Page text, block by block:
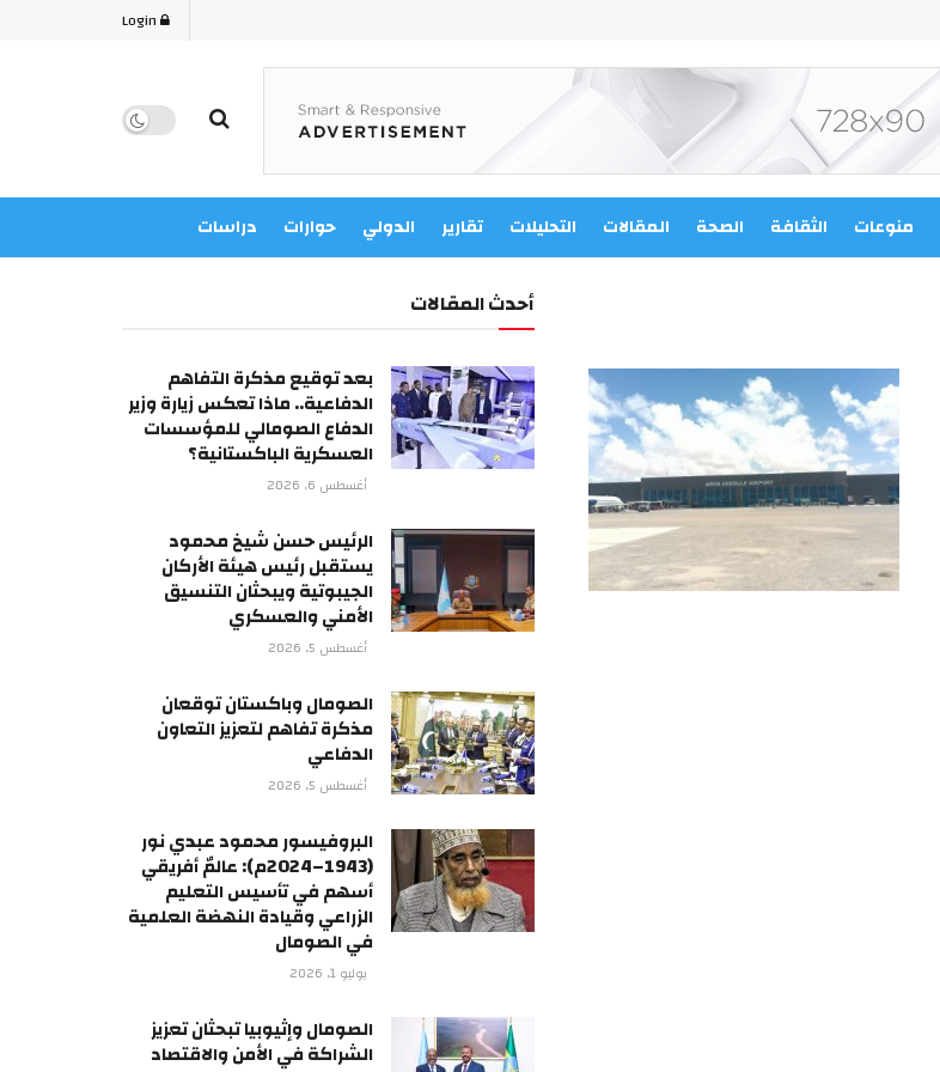
منوعات الثقافة الصحة المقالات التحليلات تقارير الدولي حوارات دراسات
أحدث المقالات
بعد توقيع مذكرة التفاهم
الدفاعية.. ماذا تعكس زيارة وزير
الدفاع الصومالي للمؤسسات
العسكرية الباكستانية؟
أغسطس 6, 2026
الرئيس حسن شيخ محمود
يستقبل رئيس هيئة الأركان
الجيبوتية ويبحثان التنسيق
الأمني والعسكري
أغسطس 5, 2026
الصومال وباكستان توقعان
مذكرة تفاهم لتعزيز التعاون
الدفاعي
أغسطس 5, 2026
البروفيسور محمود عبدي نور
(1943–2024م): عالمٌ أفريقي
أسهم في تأسيس التعليم
الزراعي وقيادة النهضة العلمية
في الصومال
يوليو 1, 2026
الصومال وإثيوبيا تبحثان تعزيز
الشراكة في الأمن والاقتصاد